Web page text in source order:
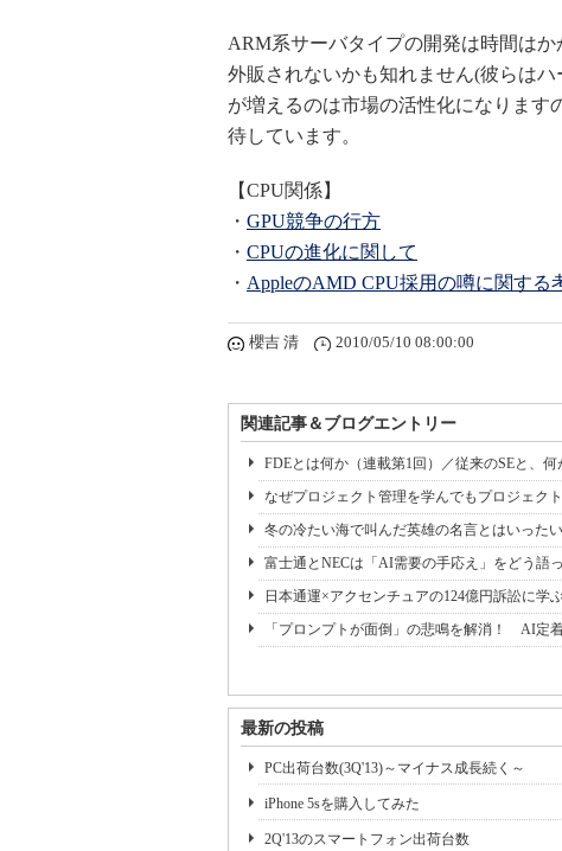
ARM系サーバタイプの開発は時間はか
外販されないかも知れません(彼らは
が増えるのは市場の活性化になります
待しています。
【CPU関係】
・ GPU競争の行方
・ CPUの進化に関して
・ AppleのAMD CPU採用の噂に関する
櫻吉 清 2010/05/10 08:00:00
関連記事＆ブログエントリー
FDEとは何か（連載第1回）／従来のSEと、
なぜプロジェクト管理を学んでもプロジェク
冬の冷たい海で叫んだ英雄の名言とはいった
富士通とNECは「AI需要の手応え」をどう語
日本通運×アクセンチュアの124億円訴訟に学
「プロンプトが面倒」の悲鳴を解消！ AI定
最新の投稿
PC出荷台数(3Q'13)～マイナス成長続く～
iPhone 5sを購入してみた
2Q'13のスマートフォン出荷台数